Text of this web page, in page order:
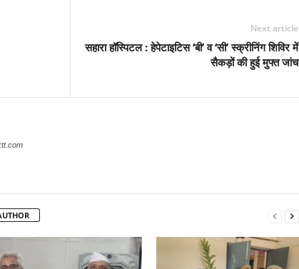
Next article
सहारा हॉस्पिटल : हेपेटाइटिस ‘बी’ व ‘सी’ स्क्रीनिंग शिविर में
सैकड़ों की हुई मुफ्त जांच